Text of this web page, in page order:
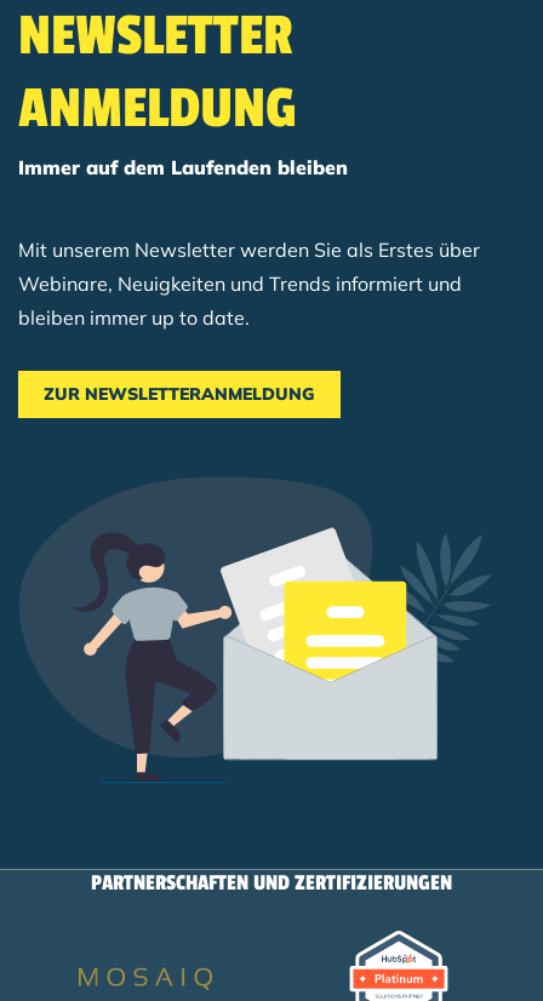
NEWSLETTER
ANMELDUNG
Immer auf dem Laufenden bleiben
Mit unserem Newsletter werden Sie als Erstes über
Webinare, Neuigkeiten und Trends informiert und
bleiben immer up to date.
ZUR NEWSLETTERANMELDUNG
PARTNERSCHAFTEN UND ZERTIFIZIERUNGEN